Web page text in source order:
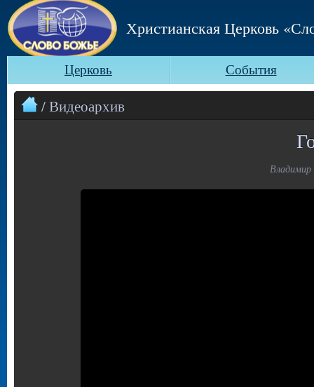
Христианская Церковь
Церковь События
/ Видеоархив
Владимир